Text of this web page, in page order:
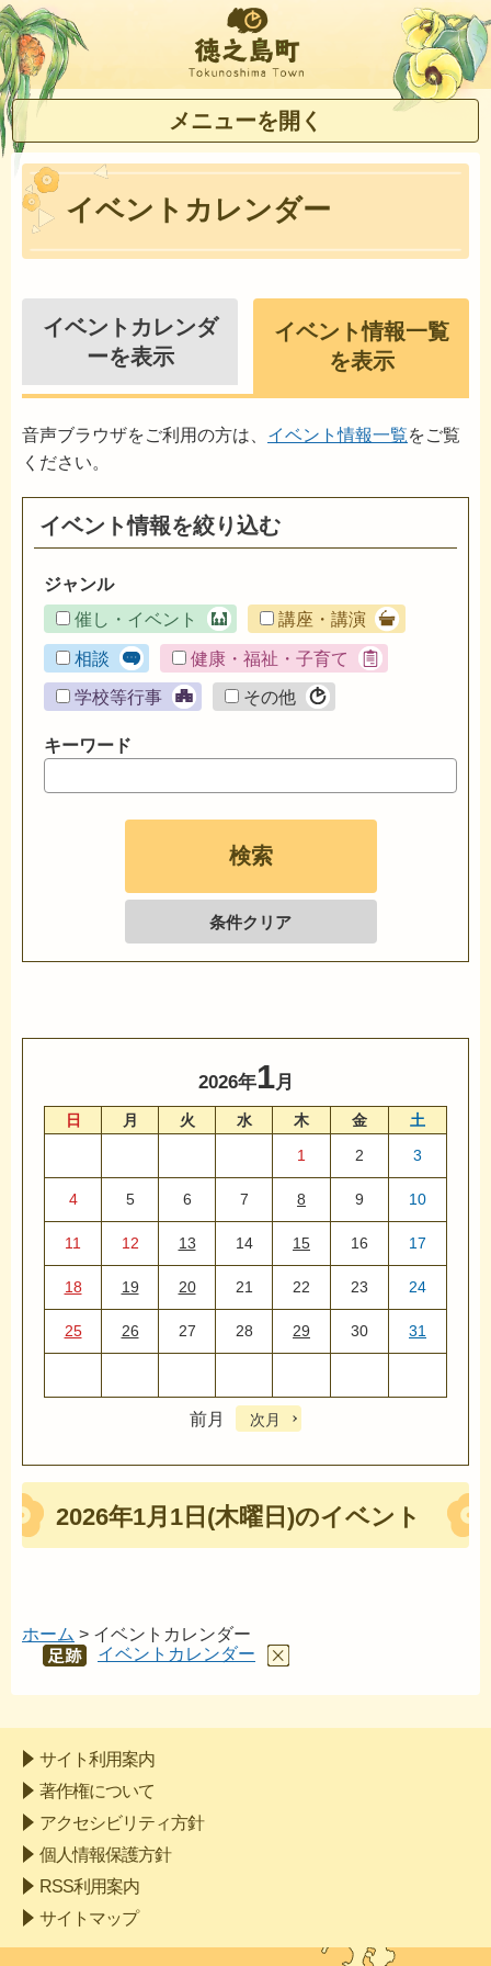
徳之島町
メニューを開く
イベントカレンダー
イベントカレンダ
ーを表示
イベント情報一覧
を表示
音声ブラウザをご利用の方は、 イベント情報一覧をご覧
ください。
イベント情報を絞り込む
ジャンル
催し・イベント
講座・講演
相談 健康・福祉・子育て
学校等行事 その他
キーワード
条件クリア
2026年1月
日 月 火 水 木 金
土
1
2 3
4 5 6 7 8 9 10
11 12 13 14 15 16 17
18 19 20 21 22 23 24
25 26 27 28 29 30 31
前月 次月
2026年1月1日(木曜日)のイベント
ホーム > イベントカレンダー
あし
イベントカレンダー
サイト利用案内
著作権について
アクセシビリティ方針
個人情報保護方針
RSS利用案内
サイトマップ